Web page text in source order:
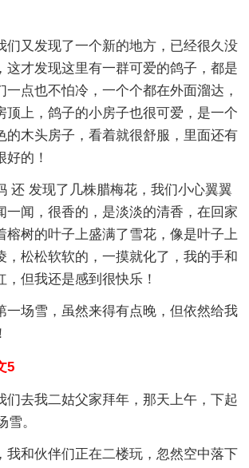
们又发现了一个新的地方，已经很久没
这才发现这里有一群可爱的鸽子，都是
一点也不怕冷，一个个都在外面溜达，
顶上，鸽子的小房子也很可爱，是一个
的木头房子，看着就很舒服，里面还有
的！
还 发现了几株腊梅花，我们小心翼翼
一闻，很香的，是淡淡的清香，在回家
榕树的叶子上盛满了雪花，像是叶子上
，松松软软的，一摸就化了，我的手和
，但我还是感到很快乐！
一场雪，虽然来得有点晚，但依然给我
5
们去我二姑父家拜年，那天上午，下起
雪。
我和伙伴们正在二楼玩，忽然空中落下